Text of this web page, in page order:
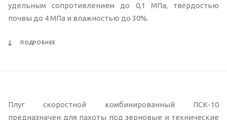
удельным сопротивлением до 0,1 МПа, твёрдостью
почвы до 4 МПа и влажностью до 30%.
ПОДРОБНЕЕ
Плуг скоростной комбинированный ПСК-10
предназначен для пахоты под зерновые и технические